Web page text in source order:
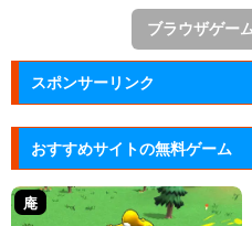
ブラウザゲー
スポンサーリンク
おすすめサイトの無料ゲーム
庵